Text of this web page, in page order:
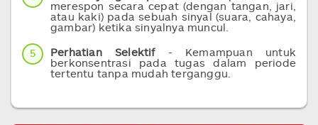
merespon secara cepat (dengan tangan, jari,
atau kaki) pada sebuah sinyal (suara, cahaya,
gambar) ketika sinyalnya muncul.
5 Perhatian Selektif- Kemampuan untuk
berkonsentrasi pada tugas dalam periode
tertentu tanpa mudah terganggu.